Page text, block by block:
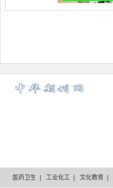
医药卫生 工业化工 文化教育